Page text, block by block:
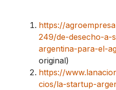
https://
249/de-desecho-a-
argentina-para-el-
original)
https://
cios/la-startup-